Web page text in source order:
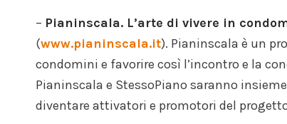
– Pianinscala. L’arte di vivere in
(www.pianinscala.it). Pianinscala è un
condomini e favorire così l’incontro e la
Pianinscala e StessoPiano saranno
diventare attivatori e promotori del